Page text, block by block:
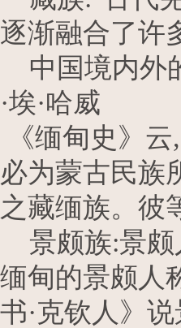
逐渐融合了许
中国境内外
·埃·哈威
《缅甸史》
必为蒙古民族
之藏缅族。彼
景颇族:景颇
缅甸的景颇人
书·克钦人》